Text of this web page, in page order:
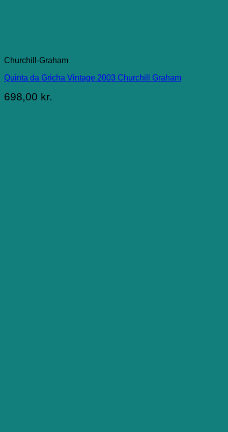
Churchill-Graham
Quinta da Gricha Vintage 2003 Churchill Graham
698,00 kr.